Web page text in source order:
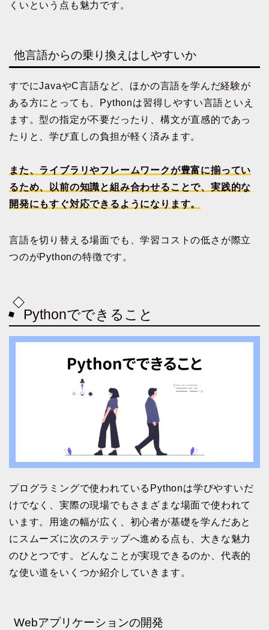
くいという点も魅力です。
他言語からの乗り換えはしやすいか
すでにJavaやC言語など、ほかの言語を学んだ経験が
ある方にとっても、Pythonは習得しやすい言語といえ
ます。型の指定が不要だったり、構文が直感的であっ
たりと、学び直しの負担が軽く済みます。
また、ライブラリやフレームワークが豊富に揃ってい
るため、以前の知識と組み合わせることで、実践的な
開発にもすぐ対応できるようになります。
言語を切り替える場面でも、学習コストの低さが際立
つのがPythonの特徴です。
Pythonでできること
プログラミングで使われているPythonは学びやすいだ
けでなく、実際の現場でもさまざまな場面で使われて
います。用途の幅が広く、初心者が基礎を学んだあと
にスムーズに次のステップへ進める点も、大きな魅力
のひとつです。どんなことが実現できるのか、代表的
な使い道をいくつか紹介していきます。
Webアプリケーションの開発